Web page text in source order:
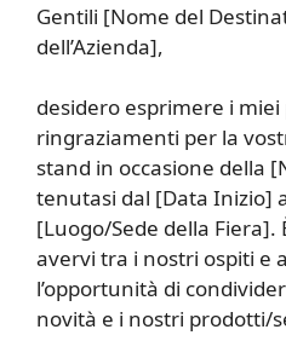
Gentili [Nome del
dell’Azienda],
desidero esprimere i
ringraziamenti per la
stand in occasione della
tenutasi dal [Data Inizio]
[Luogo/Sede della Fiera].
avervi tra i nostri ospiti e
l’opportunità di
novità e i nostri prodotti/